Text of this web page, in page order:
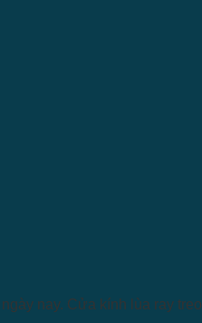
nay. Cửa kính lùa ray treo